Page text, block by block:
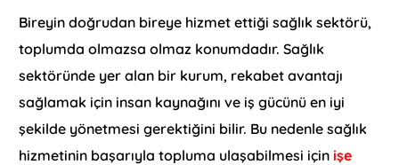
Bireyin doğrudan bireye hizmet ettiği sağlık sektörü,
toplumda olmazsa olmaz konumdadır. Sağlık
sektöründe yer alan bir kurum, rekabet avantajı
sağlamak için insan kaynağını ve iş gücünü en iyi
şekilde yönetmesi gerektiğini bilir. Bu nedenle sağlık
hizmetinin başarıyla topluma ulaşabilmesi içinişe